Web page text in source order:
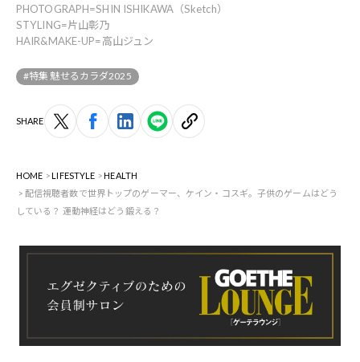
PHOTOGRAPH=SHIN ISHIKAWA（Sketch）
STYLING=片山彰乃
HAIR&MAKE-UP=高山ジュン
#特集 魅せるカラダ2025
SHARE
HOME LIFESTYLE
HEALTH
配信視聴者数で世界トップのゲーマー、ケイン・コスギ。子供のゲームはどう
している？ 運動神経はどう鍛える？